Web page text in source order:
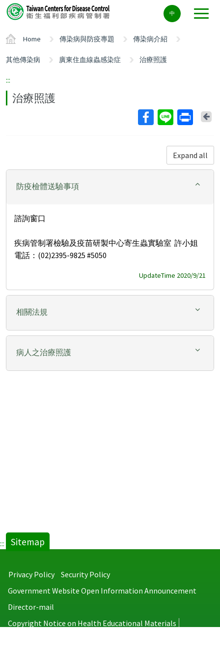
Center
block
中
Home 傳染病與防疫專題 傳染病介紹
其他傳染病 廣東住血線蟲感染症 治療照護
:::
治療照護
Expand all
防疫檢體送驗事項
諮詢窗口
疾病管制署檢驗及疫苗研製中心寄生蟲實驗室 許小姐
電話：(02)2395-9825 #5050
UpdateTime 2020/9/21
相關法規
病人之治療照護
::: Sitemap
Privacy Policy
Security Policy
Government Website Open Information Announcement
Director-mail
Copyright Notice on Health Educational Materials